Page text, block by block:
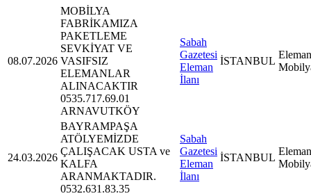
08.07.2026
MOBİLYA
FABRİKAMIZA
PAKETLEME
SEVKİYAT VE
VASIFSIZ
ELEMANLAR
ALINACAKTIR
0535.717.69.01
ARNAVUTKÖY
Sabah
Gazetesi
Eleman
İlanı
İSTANBUL
24.03.2026
BAYRAMPAŞA
ATÖLYEMİZDE
ÇALIŞACAK USTA ve
KALFA
ARANMAKTADIR.
0532.631.83.35
Sabah
Gazetesi
Eleman
İlanı
İSTANBUL